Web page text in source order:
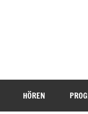
HÖREN